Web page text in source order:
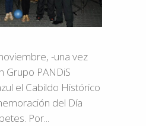
-una vez
Grupo PANDiS
el Cabildo Histórico
del Día
Por...